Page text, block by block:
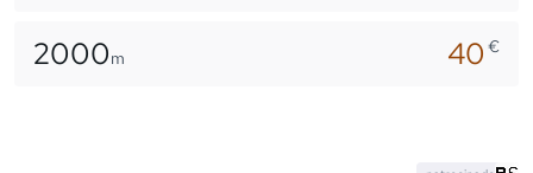
2000m 40€